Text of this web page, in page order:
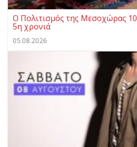
Ο Πολιτισμός της Μεσοχώρας
5η χρονιά
05.08.2026